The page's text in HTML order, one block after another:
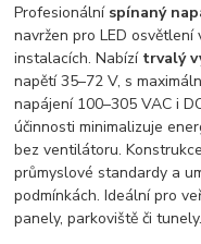
Profesionální spínaný
navržen pro LED
instalacích. Nabízí trvalý
napětí 35–72 V, s
napájení 100–305 VAC i
účinnosti minimalizuje
bez ventilátoru.
průmyslové standardy a
podmínkách. Ideální pro
panely, parkoviště či tunely.